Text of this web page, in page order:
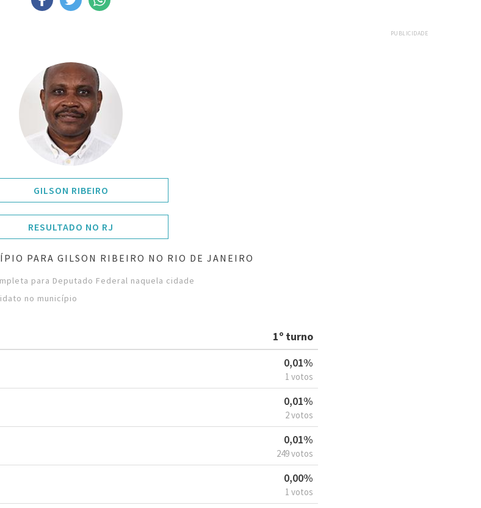
PUBLICIDADE
GILSON RIBEIRO
RESULTADO NO RJ
PARA GILSON RIBEIRO NO RIO DE JANEIRO
para Deputado Federal naquela cidade
no município
1º turno
0,01%
1 votos
0,01%
2 votos
0,01%
249 votos
0,00%
1 votos